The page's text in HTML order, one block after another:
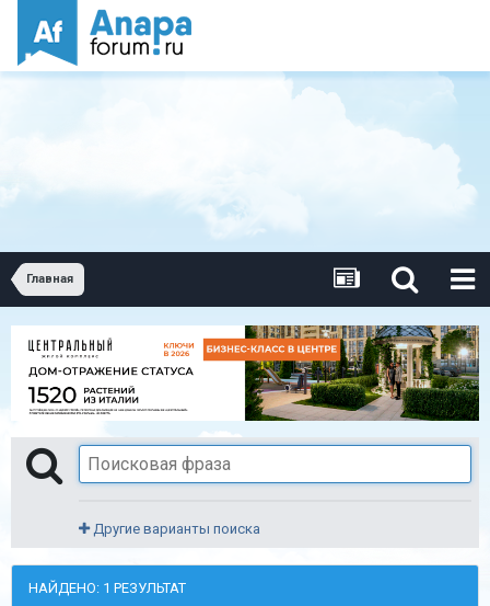
Главная
Другие варианты поиска
НАЙДЕНО: 1 РЕЗУЛЬТАТ